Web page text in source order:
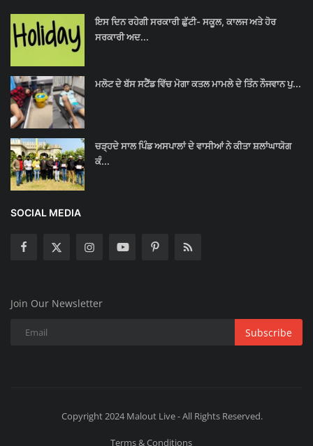
ਇਸ ਦਿਨ ਰਹੇਗੀ ਸਰਕਾਰੀ ਛੁੱਟੀ- ਸਕੂਲ, ਕਾਲਜ ਅਤੇ ਹੋਰ
ਸਰਕਾਰੀ ਅਦ...
ਮਲੋਟ ਦੇ ਬੱਸ ਸਟੈਂਡ ਵਿੱਚ ਮੋਗਾ ਕਤਲ ਮਾਮਲੇ ਦੇ ਤਿੰਨ ਨੌਜਵਾਨ ਪੁ...
ਚੜ੍ਹਦੇ ਸਾਲ ਪਿੰਡ ਅਸਪਾਲਾਂ ਦੇ ਵਾਸੀਆਂ ਨੇ ਕੀਤਾ ਸ਼ਲਾਂਘਾਯੋਗ
ਕੰ...
SOCIAL MEDIA
Join Our Newsletter
Subscribe
Copyright 2024 Malout Live - All Rights Reserved.
Terms & Conditions